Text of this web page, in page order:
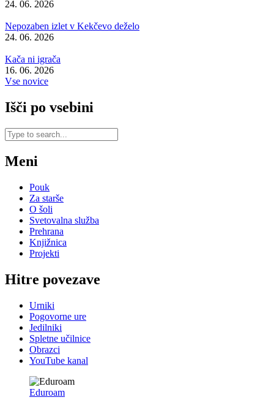
24. 06. 2026
Nepozaben izlet v Kekčevo deželo
24. 06. 2026
Kača ni igrača
16. 06. 2026
Vse novice
Išči po vsebini
Meni
Pouk
Za starše
O šoli
Svetovalna služba
Prehrana
Knjižnica
Projekti
Hitre povezave
Urniki
Pogovorne ure
Jedilniki
Spletne učilnice
Obrazci
YouTube kanal
Eduroam